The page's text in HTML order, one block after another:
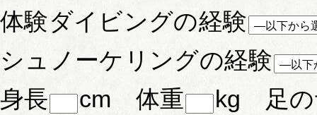
体験ダイビングの経験
シュノーケリングの経験
身長
cm 体重 kg 足の